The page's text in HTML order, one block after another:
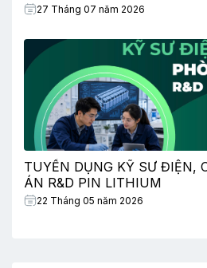
27 Tháng 07 năm 2026
TUYỂN DỤNG KỸ SƯ ĐIỆN,
ÁN R&D PIN LITHIUM
22 Tháng 05 năm 2026